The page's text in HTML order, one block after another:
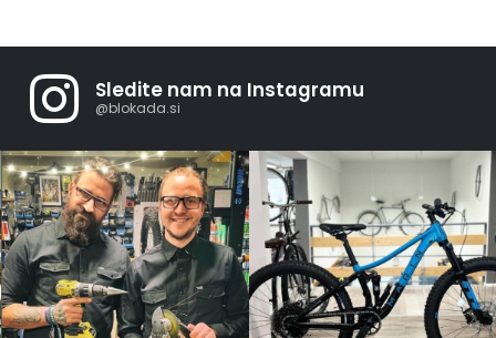
Sledite nam na Instagramu
@blokada.si